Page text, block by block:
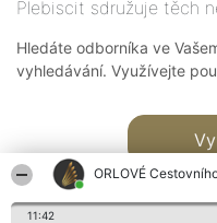
ORLOVÉ
11:42
Plebiscit sdružuje těch
Hledáte odborníka ve
vyhledávání. Využívejte